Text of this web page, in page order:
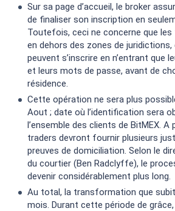
Sur sa page d’accueil, le broker
de finaliser son inscription en
Toutefois, ceci ne concerne que
en dehors des zones de
peuvent s’inscrire en n’entrant que
et leurs mots de passe, avant de
résidence.
Cette opération ne sera plus
Aout ; date où l’identification sera
l’ensemble des clients de BitMEX. A
traders devront fournir plusieurs
preuves de domiciliation. Selon le
du courtier (Ben Radclyffe), le
devenir considérablement plus long.
Au total, la transformation que
mois. Durant cette période de